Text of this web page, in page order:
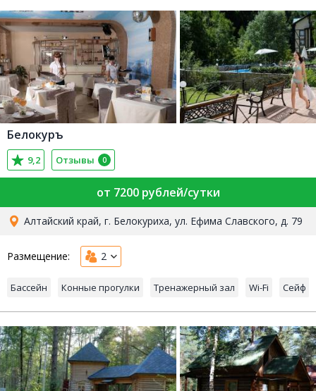
Белокуръ
9,2 Отзывы 0
от 7200 рублей/сутки
Алтайский край, г. Белокуриха, ул. Ефима Славского, д. 79
Размещение: 2
Бассейн Конные прогулки Тренажерный зал Wi-Fi Сейф